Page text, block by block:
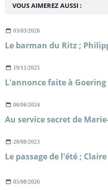
VOUS AIMEREZ AUSSI :
03/03/2026
Le barman du Ritz ;
19/11/2025
L'annonce faite à Goering
06/06/2024
28/08/2023
Le passage de l'été ;
05/08/2026